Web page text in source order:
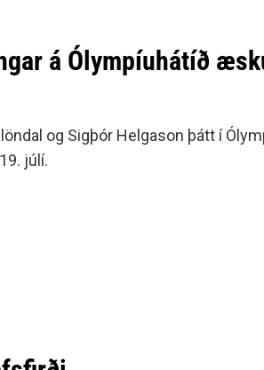
á Ólympíuhátíð
og Sigþór Helgason þátt í
júlí.